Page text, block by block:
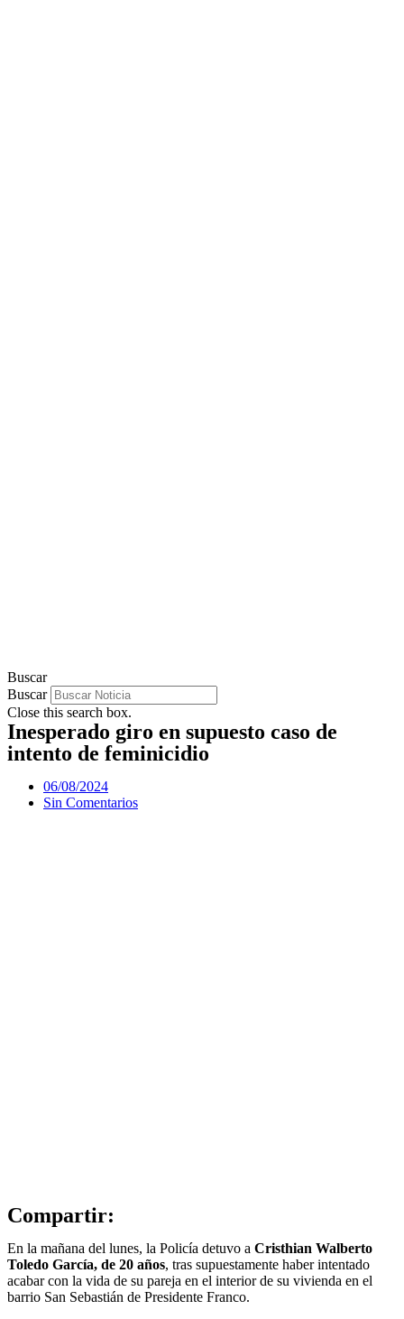
Buscar
Buscar
Close this search box.
Inesperado giro en supuesto caso de
intento de feminicidio
06/08/2024
Sin Comentarios
Compartir:
En la mañana del lunes, la Policía detuvo a Cristhian Walberto
Toledo García, de 20 años, tras supuestamente haber intentado
acabar con la vida de su pareja en el interior de su vivienda en el
barrio San Sebastián de Presidente Franco.